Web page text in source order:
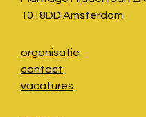
1018DD Amsterdam
organisatie
contact
vacatures